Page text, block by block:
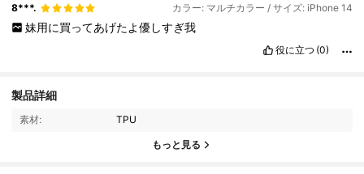
8***. カラー: マルチカラー / サイズ: iPhone 14
妹用に買ってあげたよ優しすぎ我
役に立つ (0)
製品詳細
素材: TPU
もっと見る
26K フォロワー